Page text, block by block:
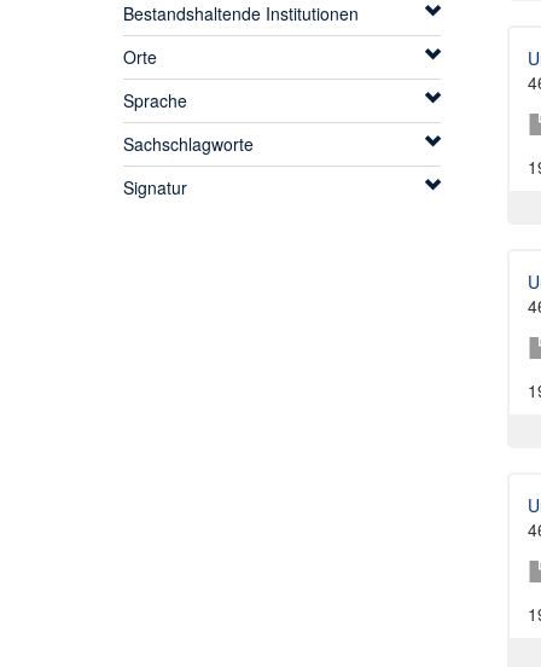
Bestandshaltende Institutionen
Orte
Sprache
Sachschlagworte
Signatur